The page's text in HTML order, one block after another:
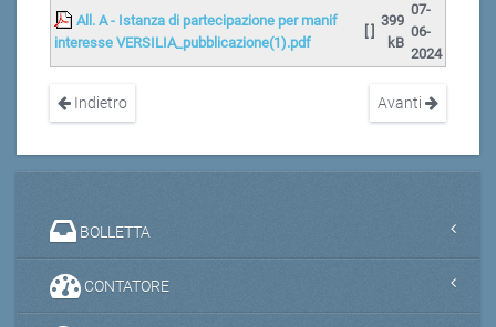
All. A - Istanza di partecipazione per manif
interesse VERSILIA_pubblicazione(1).pdf
399
kB
07-
06-
2024
Indietro Avanti
BOLLETTA
CONTATORE